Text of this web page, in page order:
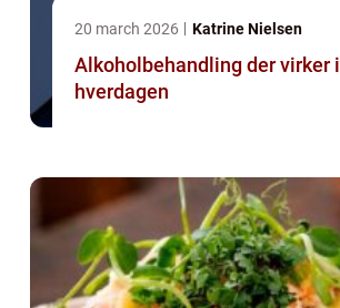
20 march 2026 Katrine Nielsen
Alkoholbehandling der virker i
hverdagen